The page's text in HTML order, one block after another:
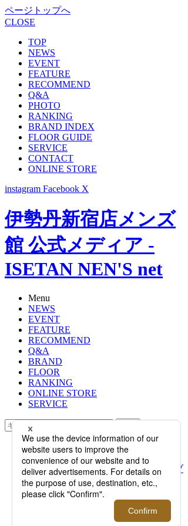
ページトップへ
CLOSE
TOP
NEWS
EVENT
FEATURE
RECOMMEND
Q&A
PHOTO
RANKING
BRAND INDEX
FLOOR GUIDE
SERVICE
CONTACT
ONLINE STORE
instagram Facebook X
伊勢丹新宿店メンズ
館 公式メディア -
ISETAN NEN'S net
Menu
NEWS
EVENT
FEATURE
RECOMMEND
Q&A
BRAND
FLOOR
RANKING
ONLINE STORE
SERVICE
TOP
PHOTO
＜BLACK LABEL CRESTBRIDGE/ブ
ラックレーベル・クレストブリッジ
＞｜大人が着たいサマーコレクショ
ン 三越伊勢丹エクスクルーシブも登